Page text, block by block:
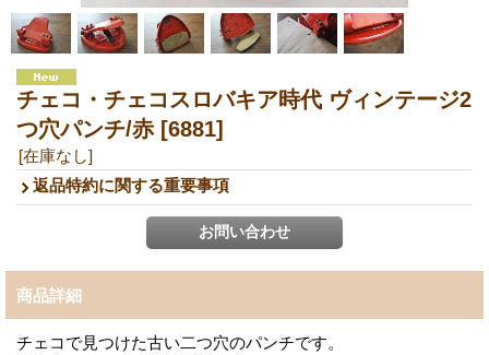
チェコ・チェコスロバキア時代 ヴィンテージ2
つ穴パンチ/赤 [6881]
[在庫なし]
返品特約に関する重要事項
商品詳細
チェコで見つけた古い二つ穴のパンチです。